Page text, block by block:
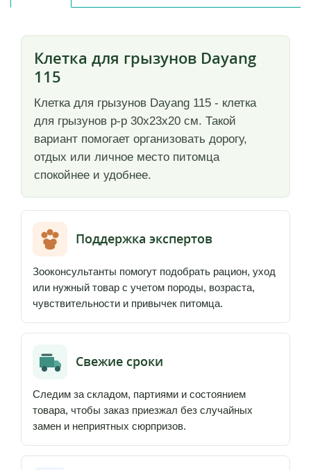
Клетка для грызунов Dayang
115
Клетка для грызунов Dayang 115 - клетка
для грызунов р-р 30х23х20 см. Такой
вариант помогает организовать дорогу,
отдых или личное место питомца
спокойнее и удобнее.
Поддержка экспертов
Зооконсультанты помогут подобрать рацион, уход
или нужный товар с учетом породы, возраста,
чувствительности и привычек питомца.
Свежие сроки
Следим за складом, партиями и состоянием
товара, чтобы заказ приезжал без случайных
замен и неприятных сюрпризов.